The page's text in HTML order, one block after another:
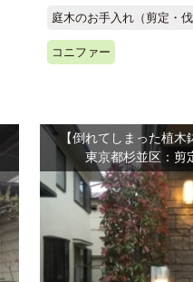
庭木のお手入れ（剪定・伐
コニファー
【倒れてしまった植木
東京都杉並区：剪